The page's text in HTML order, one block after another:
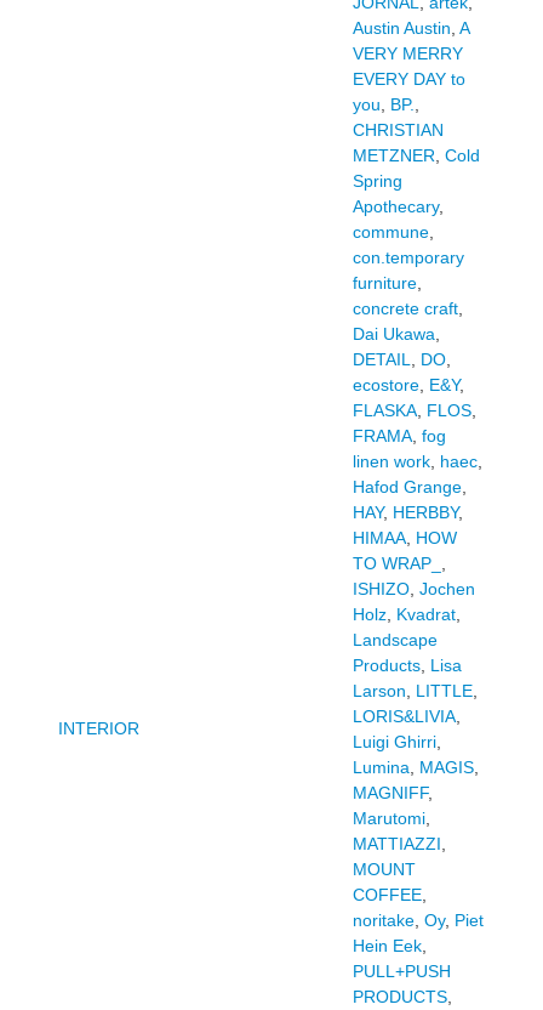
INTERIOR
Austin Austin, A
VERY MERRY
EVERY DAY to
you, BP.,
CHRISTIAN
METZNER, Cold
Spring
Apothecary,
commune,
con.temporary
furniture,
concrete craft,
Dai Ukawa,
DETAIL, DO,
ecostore, E&Y,
FLASKA, FLOS,
FRAMA, fog
linen work, haec,
Hafod Grange,
HAY, HERBBY,
HIMAA, HOW
TO WRAP_ ,
ISHIZO, Jochen
Holz, Kvadrat,
Landscape
Products, Lisa
Larson, LITTLE,
LORIS&LIVIA,
Luigi Ghirri,
Lumina, MAGIS,
MAGNIFF,
Marutomi,
MATTIAZZI,
MOUNT
COFFEE,
noritake, Oy, Piet
Hein Eek,
PULL+PUSH
PRODUCTS,